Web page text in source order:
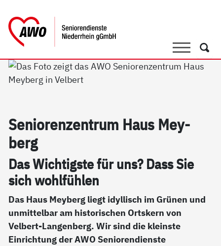
SucheSuche
Se­nio­ren­zen­trum Haus Mey­
berg
Das Wich­tigs­te für uns? Dass Sie
sich wohl­füh­len
Das Haus Meyberg liegt idyllisch im Grünen und
unmittelbar am historischen Ortskern von
Velbert-Langenberg. Wir sind die kleinste
Einrichtung der AWO Seniorendienste